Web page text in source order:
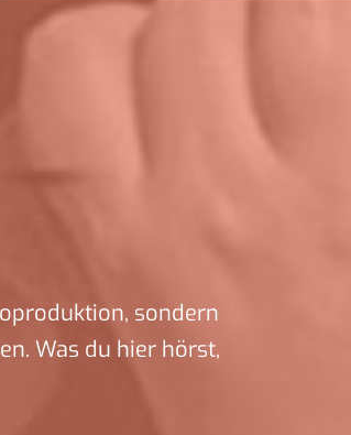
sondern
Was du hier hörst,